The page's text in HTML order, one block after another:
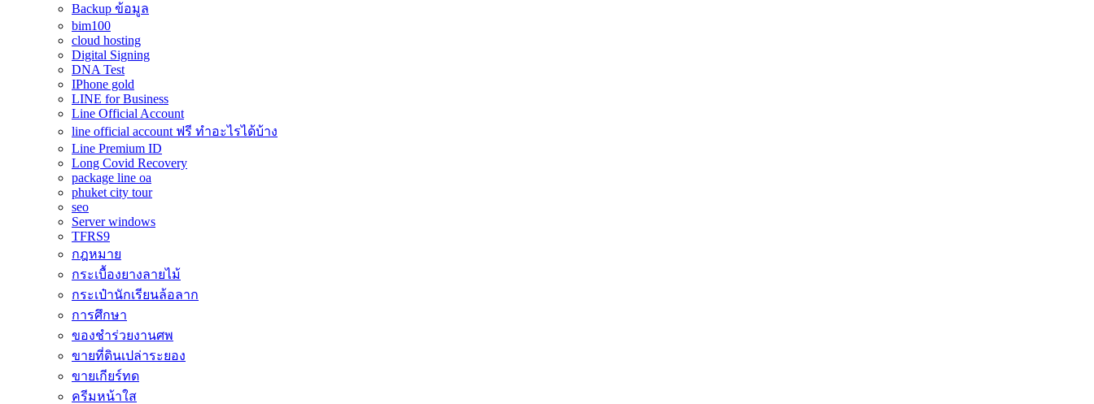
Backup ข้อมูล
bim100
cloud hosting
Digital Signing
DNA Test
IPhone gold
LINE for Business
Line Official Account
line official account ฟรี ทําอะไรได้บ้าง
Line Premium ID
Long Covid Recovery
package line oa
phuket city tour
seo
Server windows
TFRS9
กฎหมาย
กระเบื้องยางลายไม้
กระเป๋านักเรียนล้อลาก
การศึกษา
ของชำร่วยงานศพ
ขายที่ดินเปล่าระยอง
ขายเกียร์ทด
ครีมหน้าใส